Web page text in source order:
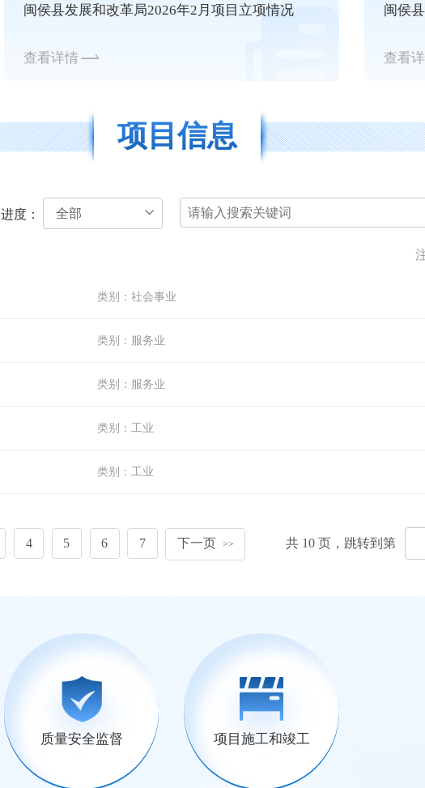
闽侯县发展和改革局2026年2月项目立项情况
查看详情
闽侯
查看
项目信息
进度： 全部
类别： 社会事业
类别： 服务业
类别： 服务业
类别： 工业
类别： 工业
4 5 6 7 下一页 >> 共 10页，跳转到第
质量安全监督 项目施工和竣工